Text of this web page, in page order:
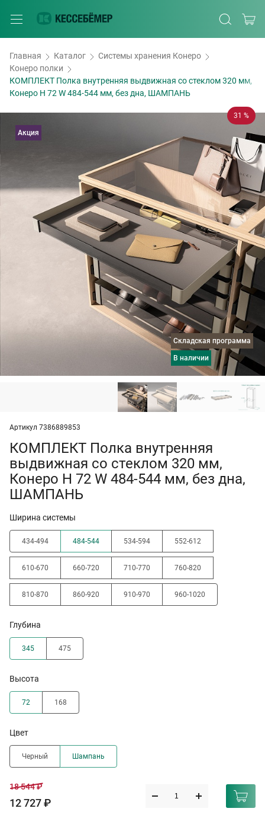
Главная Каталог
Системы хранения Конеро
Конеро полки
КОМПЛЕКТ Полка внутренняя выдвижная со стеклом 320 мм,
Конеро H 72 W 484-544 мм, без дна, ШАМПАНЬ
31 %
Складская программа
в наличии
Акция
Артикул 7386889853
КОМПЛЕКТ Полка внутренняя
выдвижная со стеклом 320 мм,
Конеро H 72 W 484-544 мм, без дна,
ШАМПАНЬ
Ширина системы
434-494 484-544 534-594 552-612
610-670 660-720 710-770 760-820
810-870 860-920 910-970 960-1020
Глубина
345 475
Высота
72 168
Цвет
Черный Шампань
18 544 ₽
12 727 ₽